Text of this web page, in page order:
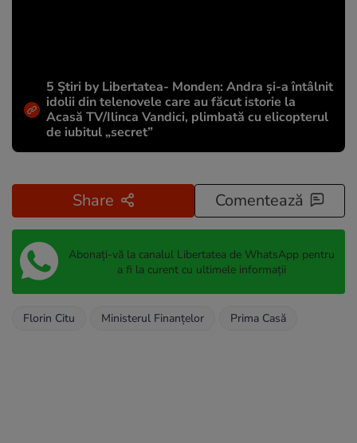
5 Știri by Libertatea- Monden: Andra și-a întâlnit
idolii din telenovele care au făcut istorie la
Acasă TV/Ilinca Vandici, plimbată cu elicopterul
de iubitul „secret”
Share Comentează
Abonați-vă la canalul Libertatea de WhatsApp pentru
a fi la curent cu ultimele informații
Florin Citu Ministerul Finanțelor Prima Casă